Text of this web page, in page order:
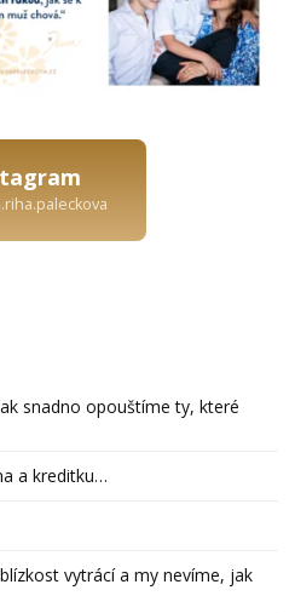
snadno opouštíme ty, které
a kreditku…
vytrácí a my nevíme, jak